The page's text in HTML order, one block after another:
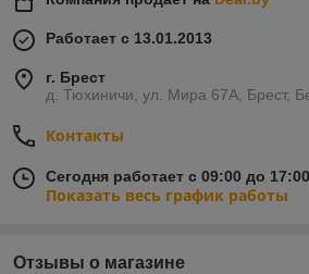
Работает с 13.01.2013
г. Брест
д. Тюхиничи, ул. Мира 67А, Брест,
Контакты
Сегодня работает с 09:00 до 17:00
Показать весь график работы
Отзывы о магазине